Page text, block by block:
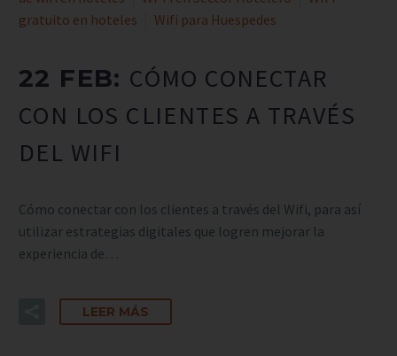
gratuito en hoteles
Wifi para Huespedes
22 FEB: CÓMO CONECTAR
CON LOS CLIENTES A TRAVÉS
DEL WIFI
Cómo conectar con los clientes a través del Wifi, para así
utilizar estrategias digitales que logren mejorar la
experiencia de…
LEER MÁS